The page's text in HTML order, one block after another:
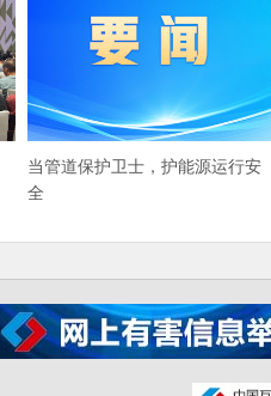
当管道保护卫士，护能源运行安
全